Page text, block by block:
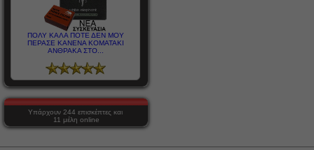
ΠΟΛΥ ΚΑΛΑ ΠΟΤΕ ΔΕΝ ΜΟΥ
ΠΕΡΑΣΕ ΚΑΝΕΝΑ ΚΟΜΑΤΑΚΙ
ΑΝΘΡΑΚΑ ΣΤΟ...
Υπάρχουν 244 επισκέπτες και
11 μέλη online